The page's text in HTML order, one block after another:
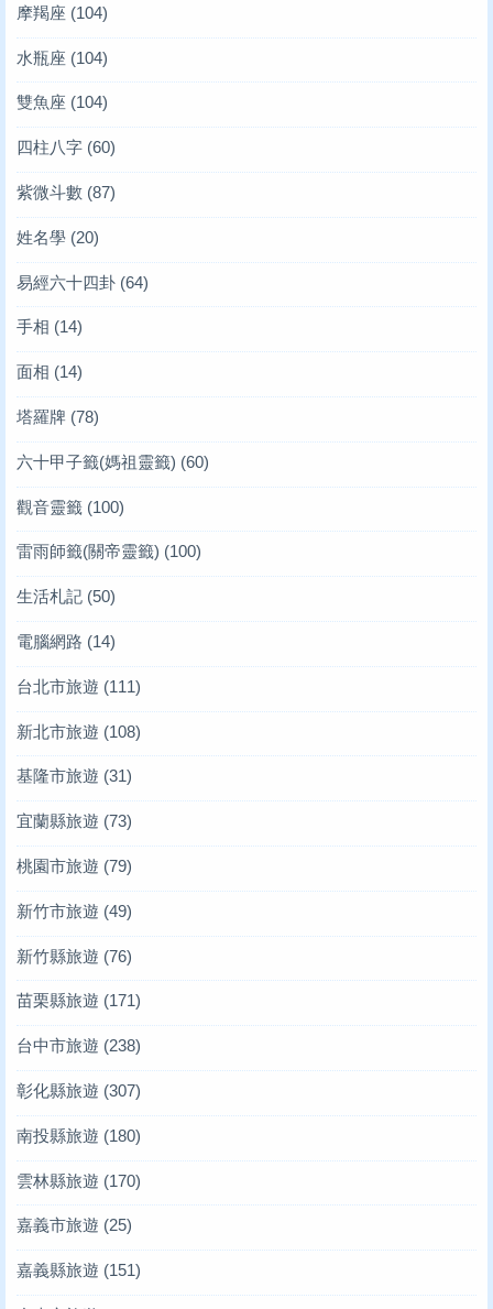
摩羯座 (104)
水瓶座 (104)
雙魚座 (104)
四柱八字 (60)
紫微斗數 (87)
姓名學 (20)
易經六十四卦 (64)
手相 (14)
面相 (14)
塔羅牌 (78)
六十甲子籤(媽祖靈籤) (60)
觀音靈籤 (100)
雷雨師籤(關帝靈籤) (100)
生活札記 (50)
電腦網路 (14)
台北市旅遊 (111)
新北市旅遊 (108)
基隆市旅遊 (31)
宜蘭縣旅遊 (73)
桃園市旅遊 (79)
新竹市旅遊 (49)
新竹縣旅遊 (76)
苗栗縣旅遊 (171)
台中市旅遊 (238)
彰化縣旅遊 (307)
南投縣旅遊 (180)
雲林縣旅遊 (170)
嘉義市旅遊 (25)
嘉義縣旅遊 (151)